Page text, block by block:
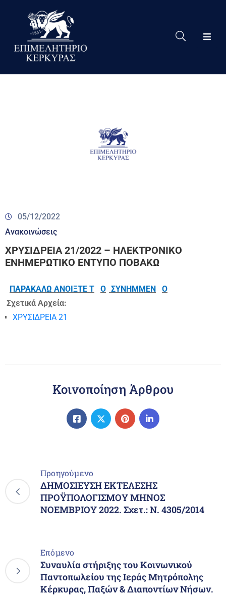
Το
Eπιμελητήριο
05/12/2022
Ανακοινώσεις
ΧΡΥΣΙΔΡΕΙΑ 21/2022 – ΗΛΕΚΤΡΟΝΙΚΟ
ΕΝΗΜΕΡΩΤΙΚΟ ΕΝΤΥΠΟ ΠΟΒΑΚΩ
ΠΑΡΑΚΑΛΩ ΑΝΟΙΞΤΕ Τ O ΣΥΝΗΜΜΕΝ
O
Σχετικά Αρχεία:
ΧΡΥΣΙΔΡΕΙΑ 21
Κοινοποίηση Άρθρου
Προηγούμενο
ΔΗΜΟΣΙΕΥΣΗ ΕΚΤΕΛΕΣΗΣ
ΠΡΟΫΠΟΛΟΓΙΣΜΟΥ ΜΗΝΟΣ
ΝΟΕΜΒΡΙΟΥ 2022. Σχετ.: Ν. 4305/2014
Επόμενο
Συναυλία στήριξης του Κοινωνικού
Παντοπωλείου της Ιεράς Μητρόπολης
Κέρκυρας, Παξών & Διαποντίων Νήσων.